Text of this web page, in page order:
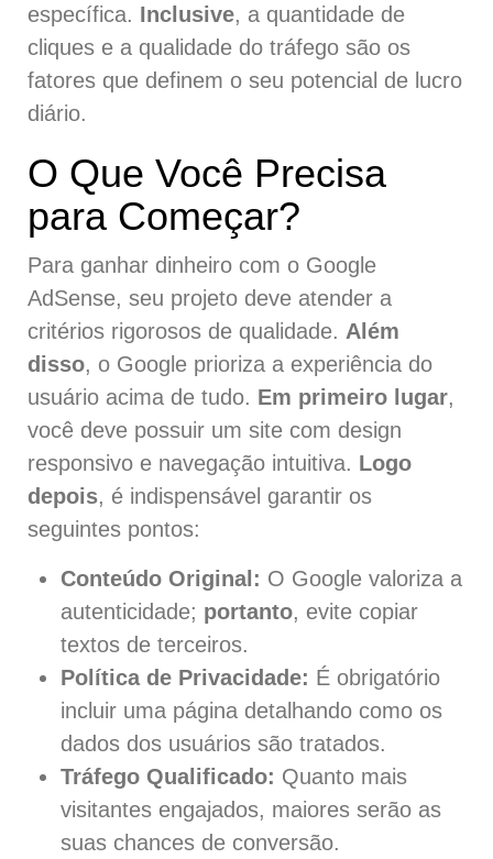
específica. Inclusive, a quantidade de
cliques e a qualidade do tráfego são os
fatores que definem o seu potencial de lucro
diário.
O Que Você Precisa
para Começar?
Para ganhar dinheiro com o Google
AdSense, seu projeto deve atender a
critérios rigorosos de qualidade. Além
disso, o Google prioriza a experiência do
usuário acima de tudo. Em primeiro lugar,
você deve possuir um site com design
responsivo e navegação intuitiva. Logo
depois, é indispensável garantir os
seguintes pontos:
Conteúdo Original: O Google valoriza a
autenticidade; portanto, evite copiar
textos de terceiros.
Política de Privacidade: É obrigatório
incluir uma página detalhando como os
dados dos usuários são tratados.
Tráfego Qualificado: Quanto mais
visitantes engajados, maiores serão as
suas chances de conversão.